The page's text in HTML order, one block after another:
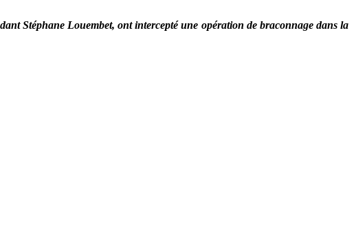
Stéphane Louembet, ont intercepté une opération de braconnage dans la